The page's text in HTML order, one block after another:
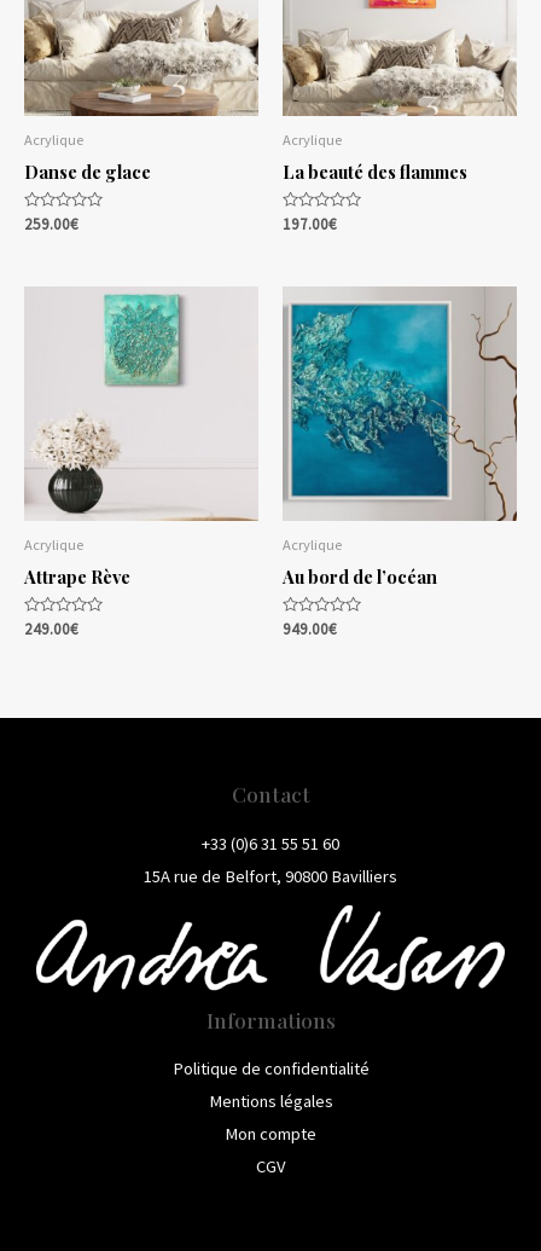
Acrylique
Danse de glace
Note
259.00€
Acrylique
La beauté des flammes
Note
197.00€
Acrylique
Attrape Rève
Note
249.00€
Acrylique
Au bord de l’océan
Note
949.00€
Contact
+33 (0)6 31 55 51 60
15A rue de Belfort, 90800 Bavilliers
Informations
Politique de confidentialité
Mentions légales
Mon compte
CGV